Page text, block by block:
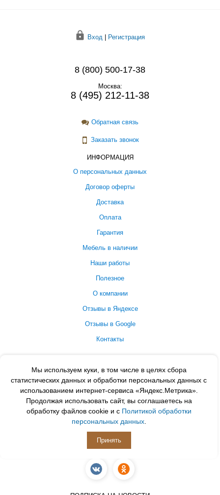
Мы используем куки, в том числе в целях сбора
статистических данных и обработки персональных данных с
использованием интернет-сервиса «Яндекс.Метрика».
Продолжая использовать сайт, вы соглашаетесь на
обработку файлов cookie и с Политикой обработки
персональных данных.
Принять
Вход | Регистрация
8 (800) 500-17-38
Москва:
8 (495) 212-11-38
Обратная связь
Заказать звонок
ИНФОРМАЦИЯ
О персональных данных
Договор оферты
Доставка
Оплата
Гарантия
Мебель в наличии
Наши работы
Полезное
О компании
Отзывы в Яндексе
Отзывы в Google
Контакты
ПОДПИСЫВАЙСЯ